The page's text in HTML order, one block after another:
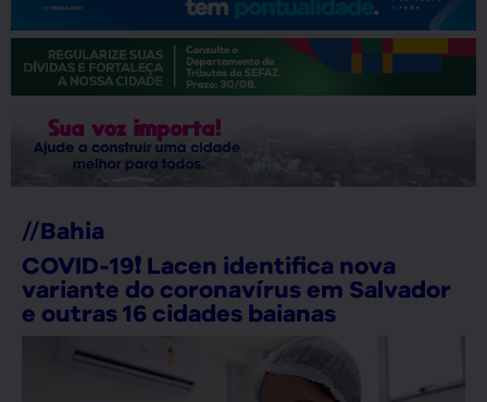
//Bahia
COVID-19❗ Lacen identifica nova
variante do coronavírus em Salvador
e outras 16 cidades baianas